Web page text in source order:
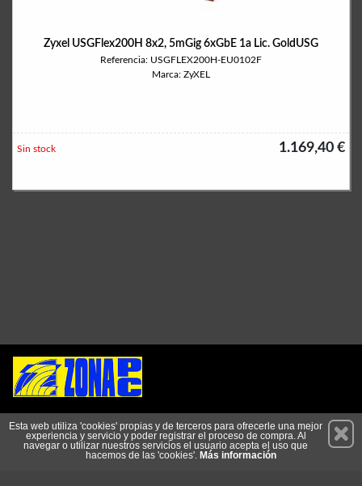
Zyxel USGFlex200H 8x2, 5mGig 6xGbE 1a Lic. GoldUSG
Referencia: USGFLEX200H-EU0102F
Marca: ZyXEL
1.169,40 €
Sin stock
Suscríbete
Esta web utiliza 'cookies' propias y de terceros para ofrecerle una mejor
experiencia y servicio y poder registrar el proceso de compra. Al
navegar o utilizar nuestros servicios el usuario acepta el uso que
hacemos de las 'cookies'. Más información